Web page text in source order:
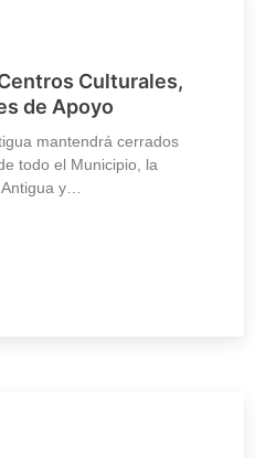
Culturales,
de Apoyo
mantendrá cerrados
todo el Municipio, la
Antigua y…